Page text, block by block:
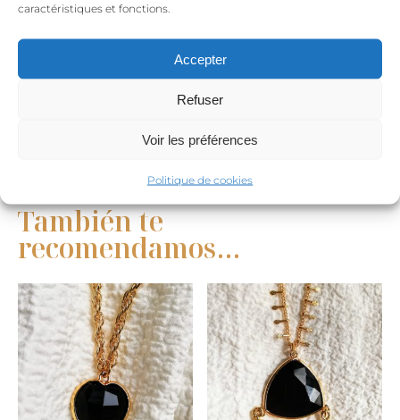
caractéristiques et fonctions.
Accepter
Refuser
Voir les préférences
Politique de cookies
También te
recomendamos…